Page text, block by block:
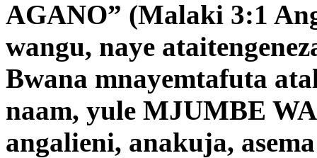
AGANO” (Malaki 3:1
wangu, naye
Bwana mnayemtafuta
naam, yule MJUMBE
angalieni, anakuja,